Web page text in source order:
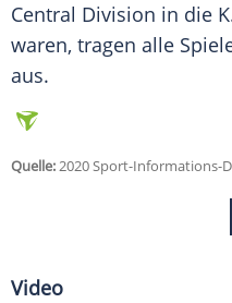
Central Division in die
waren, tragen alle
aus.
Quelle:2020 Sport-Informations-
Video